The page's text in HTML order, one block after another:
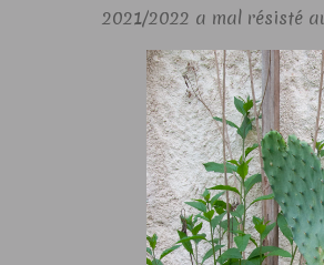
2021/2022 a mal résisté